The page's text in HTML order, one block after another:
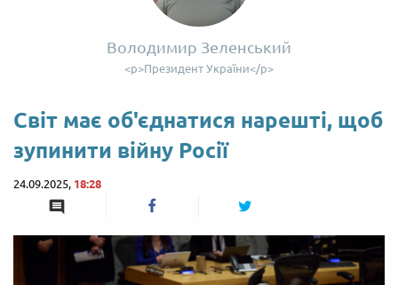
Володимир Зеленський
<p>Президент України</p>
Світ має об'єднатися нарешті, щоб
зупинити війну Росії
24.09.2025, 18:28